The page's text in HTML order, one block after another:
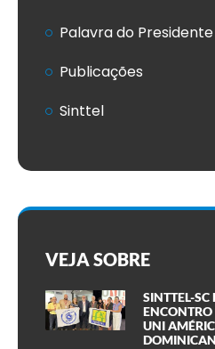
Palavra do Presidente
Publicações
Sinttel
VEJA SOBRE
SINTTEL-SC
UNI